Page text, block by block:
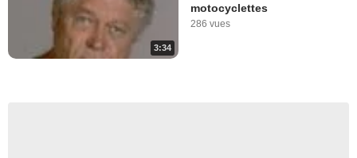
3:34
motocyclettes
286 vues